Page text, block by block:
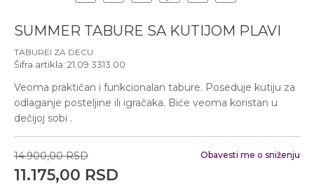
SUMMER TABURE SA KUTIJOM PLAVI
TABUREI ZA DECU
Šifra artikla: 21.09.3313.00
Veoma praktičan i funkcionalan tabure. Poseduje kutiju za
odlaganje posteljine ili igračaka. Biće veoma koristan u
dečijoj sobi .
14.900,00 RSD
11.175,00 RSD
Obavesti me o sniženju